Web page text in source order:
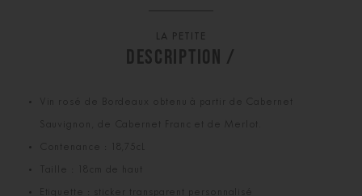
LA PETITE
DESCRIPTION /
Vin rosé de Bordeaux obtenu à partir de Cabernet
Sauvignon, de Cabernet Franc et de Merlot.
Taille : 18cm de haut